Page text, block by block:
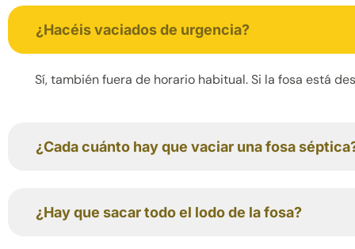
¿Hacéis vaciados de urgencia?
Sí, también fuera de horario habitual. Si la fosa está
¿Cada cuánto hay que vaciar una fosa
¿Hay que sacar todo el lodo de la fosa?